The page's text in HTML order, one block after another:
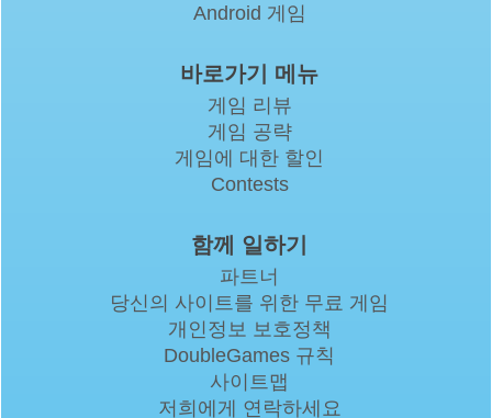
Android 게임
바로가기 메뉴
게임 리뷰
게임 공략
게임에 대한 할인
Contests
함께 일하기
파트너
당신의 사이트를 위한 무료 게임
개인정보 보호정책
DoubleGames 규칙
사이트맵
저희에게 연락하세요